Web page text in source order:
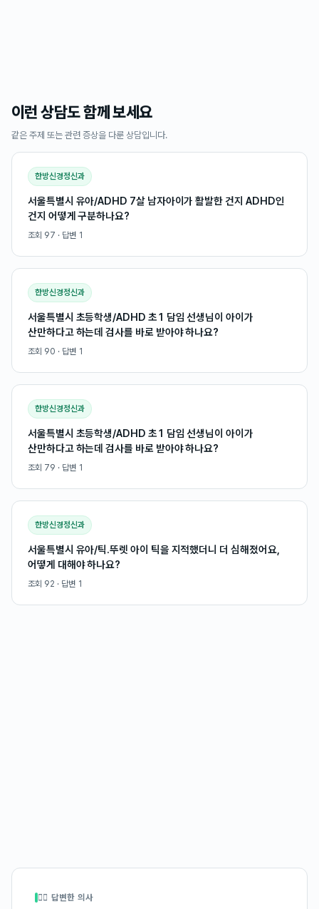
이런 상담도 함께 보세요
같은 주제 또는 관련 증상을 다룬 상담입니다.
한방신경정신과
서울특별시 유아/ADHD 7살 남자아이가 활발한 건지 ADHD인
건지 어떻게 구분하나요?
조회 97 · 답변 1
한방신경정신과
서울특별시 초등학생/ADHD 초1 담임 선생님이 아이가
산만하다고 하는데 검사를 바로 받아야 하나요?
조회 90 · 답변 1
한방신경정신과
서울특별시 초등학생/ADHD 초1 담임 선생님이 아이가
산만하다고 하는데 검사를 바로 받아야 하나요?
조회 79 · 답변 1
한방신경정신과
서울특별시 유아/틱.뚜렛 아이 틱을 지적했더니 더 심해졌어요,
어떻게 대해야 하나요?
조회 92 · 답변 1
👩‍⚕️ 답변한 의사